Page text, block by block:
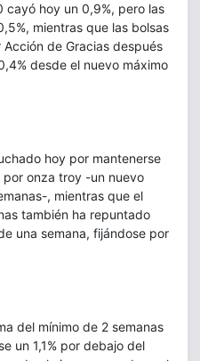
cayó hoy un 0,9%, pero las
mientras que las bolsas
de Gracias después
desde el nuevo máximo
hoy por mantenerse
onza troy -un nuevo
, mientras que el
también ha repuntado
una semana, fijándose por
del mínimo de 2 semanas
un 1,1% por debajo del